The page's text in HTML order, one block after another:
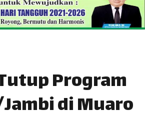
Program
di Muaro